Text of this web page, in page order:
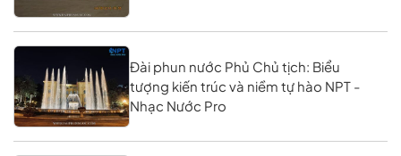
Đài phun nước Phủ Chủ tịch: Biểu
tượng kiến trúc và niềm tự hào NPT -
Nhạc Nước Pro